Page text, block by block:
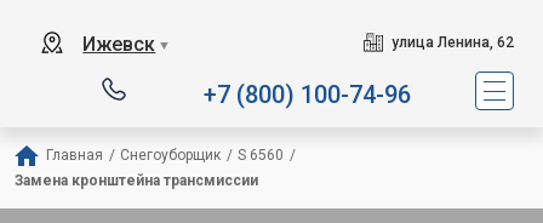
Ижевск ▼ улица Ленина, 62
+7 (800) 100-74-96
Главная / Снегоуборщик / S 6560 /
Замена кронштейна трансмиссии